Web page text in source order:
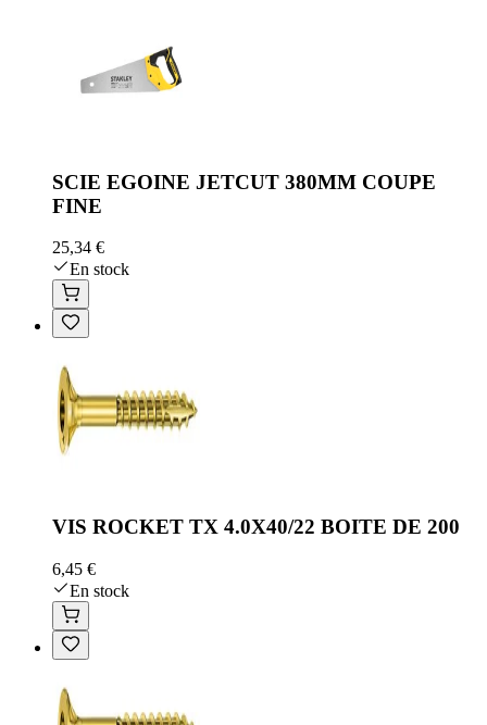
SCIE EGOINE JETCUT 380MM COUPE
FINE
25,34 €
En stock
VIS ROCKET TX 4.0X40/22 BOITE DE 200
6,45 €
En stock